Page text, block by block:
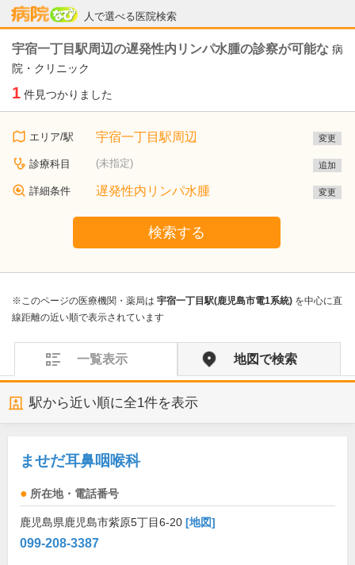
人で選べる医院検索
病院なび
宇宿一丁目駅周辺の遅発性内リンパ水腫の診察が可能な 病
院・クリニック
1 件見つかりました
エリア/駅 宇宿一丁目駅周辺 変更
診療科目 (未指定) 追加
詳細条件 遅発性内リンパ水腫 変更
検索する
※このページの医療機関・薬局は 宇宿一丁目駅(鹿児島市電1系統) を中心に直
線距離の近い順で表示されています
一覧表示 地図で検索
駅から近い順に全1件を表示
ませだ耳鼻咽喉科
所在地・電話番号
鹿児島県鹿児島市紫原5丁目6-20 [地図]
099-208-3387